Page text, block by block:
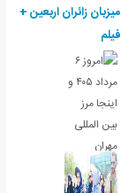
میزبان زائران اربعین +
فیلم